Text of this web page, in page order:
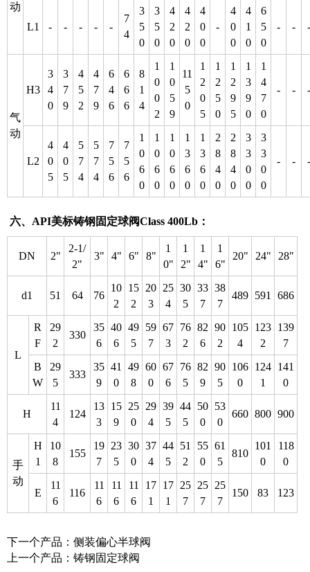
动
L1 - - - - -
7
4
3
5
0
3
5
0
4
2
0
4
2
0
4
0
0
-
4
0
0
4
1
0
6
5
0
- - -
气
动
H3
3
4
0
3
7
9
4
5
2
4
7
9
6
4
6
6
6
6
8
1
4
1
0
0
2
1
0
5
9
11
5
0
1
2
0
5
1
2
5
0
1
2
9
5
1
3
9
0
1
4
7
0
- - -
L2
4
0
5
4
0
5
5
7
4
5
7
4
7
5
6
7
5
6
1
0
6
0
1
0
6
0
1
0
6
0
1
3
6
0
1
3
6
0
2
8
4
0
2
8
4
0
3
3
0
0
3
3
0
0
- - -
六、API美标铸钢固定球阀Class 400Lb：
DN 2"
2-1/
2"
3" 4" 6" 8"
1
0"
1
2"
1
4"
1
6"
20" 24" 28"
d1 51 64 76
10
2
15
2
20
3
25
4
30
5
33
7
38
7
489 591 686
L
R
F
29
2
330
35
6
40
6
49
5
59
7
67
3
76
2
82
6
90
2
105
4
123
2
139
7
B
W
29
5
333
35
9
41
0
49
8
60
0
67
6
76
5
82
9
90
5
106
0
124
1
141
0
H
11
4
124
13
3
15
9
25
0
29
4
39
5
44
5
50
0
53
0
660 800 900
手
动
H
1
10
8
155
19
7
23
5
30
0
37
4
44
5
51
2
55
0
61
5
810
101
0
118
0
E
11
6
116
11
6
11
6
11
6
17
1
17
1
25
7
25
7
25
7
150 83 123
下一个产品： 侧装偏心半球阀
上一个产品： 铸钢固定球阀